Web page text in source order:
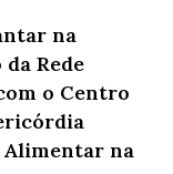
na
Rede
o Centro
Alimentar na